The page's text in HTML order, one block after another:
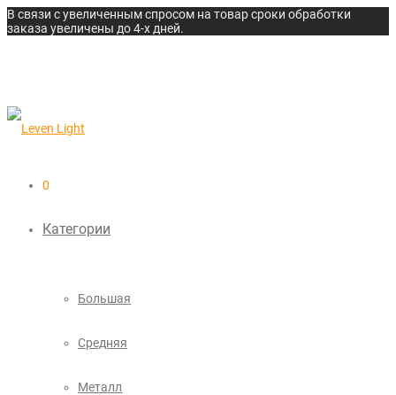
В связи с увеличенным спросом на товар сроки обработки
заказа увеличены до 4-х дней.
0
Категории
Большая
Средняя
Металл